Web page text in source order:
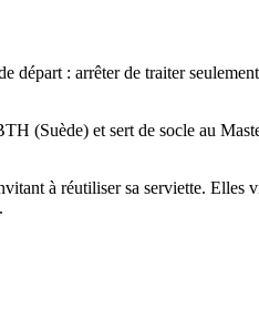
: arrêter de traiter
(Suède) et sert de socle au
à réutiliser sa serviette. Elles